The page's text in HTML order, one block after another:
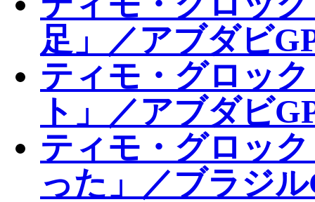
足」／アブダビ
ティモ・グロッ
ト」／アブダビ
ティモ・グロッ
った」／ブラジ